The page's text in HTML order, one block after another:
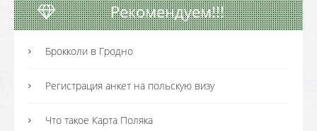
Рекомендуем!!!
Брокколи в Гродно
Регистрация анкет на польскую визу
Что такое Карта Поляка